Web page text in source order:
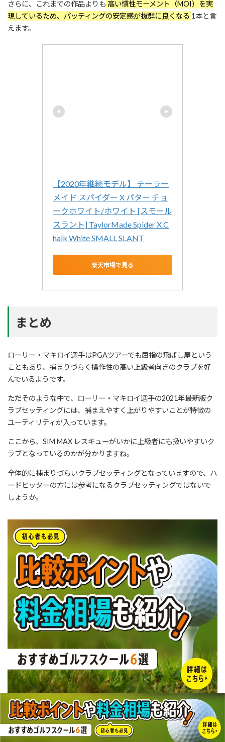
さらに、これまでの作品よりも 高い慣性モーメント（MOI）を実
現しているため、パッティングの安定感が抜群に良くなる 1本と言
えます。
【2020年継続モデル】 テーラー
メイド スパイダー X パター チョ
ークホワイト/ホワイト [スモール
スラント] TaylorMade Spider X C
halk White SMALL SLANT
楽天市場で見る
まとめ
ローリー・マキロイ選手はPGAツアーでも屈指の飛ばし屋という
こともあり、捕まりづらく操作性の高い上級者向きのクラブを好
んでいるようです。
ただそのような中で、ローリー・マキロイ選手の2021年最新版ク
ラブセッティングには、捕まえやすく上がりやすいことが特徴の
ユーティリティが入っています。
ここから、SIM MAX レスキューがいかに上級者にも扱いやすいク
ラブとなっているのかが分かりますね。
全体的に捕まりづらいクラブセッティングとなっていますので、ハ
ードヒッターの方には参考になるクラブセッティングではないで
しょうか。
この記事が気に入ったら